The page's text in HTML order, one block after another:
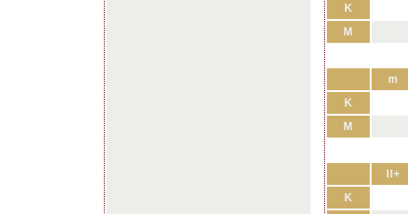
K
M
m
K
M
II+
K